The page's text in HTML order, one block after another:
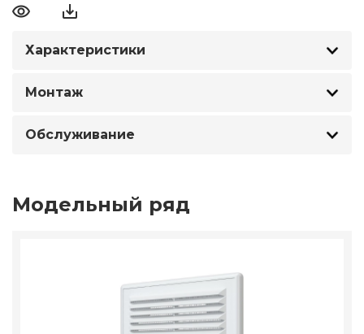
Характеристики
Монтаж
Обслуживание
Модельный ряд